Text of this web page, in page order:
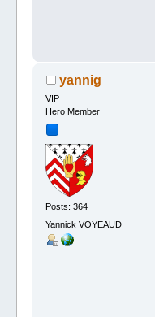
yannig
VIP
Hero Member
Posts: 364
Yannick VOYEAUD